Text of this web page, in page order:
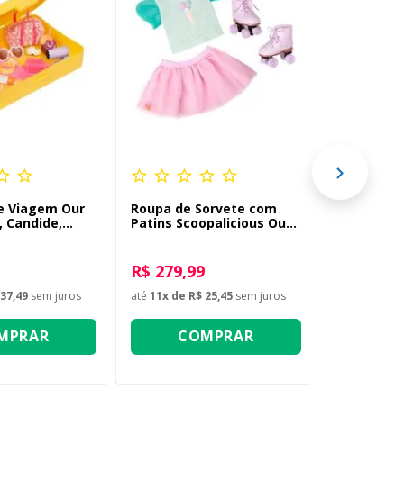
Viagem Our
Candide,
sem juros
Roupa de Sorvete com
Patins Scoopalicious Our
R$ 279,99
até 11x de R$ 25,45 sem juros
COMPRAR